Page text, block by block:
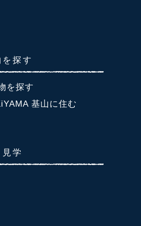
探す
を探す
基山に住む
学